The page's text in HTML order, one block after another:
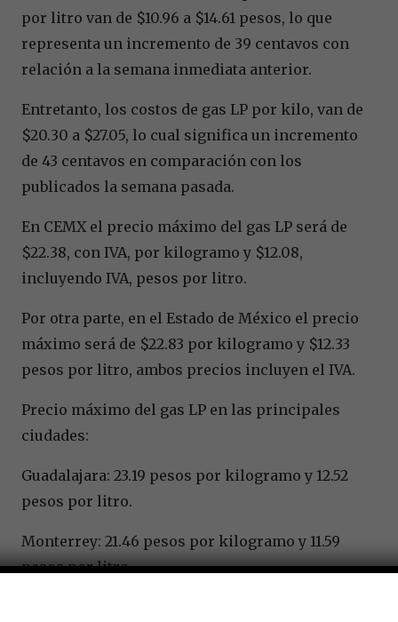
por litro van de $10.96 a $14.61 pesos, lo que
representa un incremento de 39 centavos con
relación a la semana inmediata anterior.
Entretanto, los costos de gas LP por kilo, van de
$20.30 a $27.05, lo cual significa un incremento
de 43 centavos en comparación con los
publicados la semana pasada.
En CEMX el precio máximo del gas LP será de
$22.38, con IVA, por kilogramo y $12.08,
incluyendo IVA, pesos por litro.
Por otra parte, en el Estado de México el precio
máximo será de $22.83 por kilogramo y $12.33
pesos por litro, ambos precios incluyen el IVA.
Precio máximo del gas LP en las principales
ciudades:
Guadalajara: 23.19 pesos por kilogramo y 12.52
pesos por litro.
Monterrey: 21.46 pesos por kilogramo y 11.59
pesos por litro.